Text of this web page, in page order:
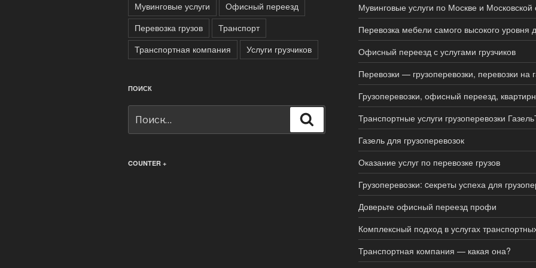
Мувинговые услуги
Офисный переезд
Перевозка грузов
Транспорт
Транспортная компания
Услуги грузчиков
ПОИСК
COUNTER +
Мувинговые услуги по Москве и Московской
Перевозка мебели самого высокого уровня
Офисный переезд с услугами грузчиков
Перевозки — грузоперевозки, перевозки на
Грузоперевозки, офисный переезд,
Транспортные услуги грузоперевозки
Газель для грузоперевозок
Оказание услуг по перевозке грузов
Грузоперевозки: cекреты успеха для
Доверьте офисный переезд профи
Комплексный подход в услугах
Транспортная компания — какая она?